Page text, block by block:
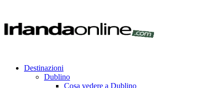
Destinazioni
Dublino
Cosa vedere a Dublino